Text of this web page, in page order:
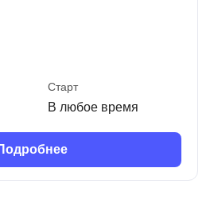
Старт
В любое время